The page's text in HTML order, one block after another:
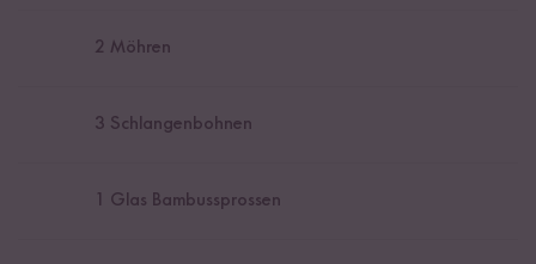
2 Möhren
3 Schlangenbohnen
1 Glas Bambussprossen